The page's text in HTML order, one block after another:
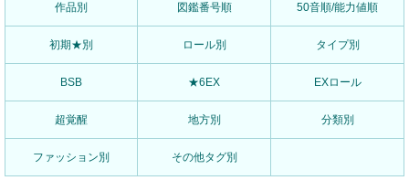
作品別 図鑑番号順 50音順/能力値順
初期★別 ロール別 タイプ別
BSB ★6EX EXロール
超覚醒 地方別 分類別
ファッション別 その他タグ別